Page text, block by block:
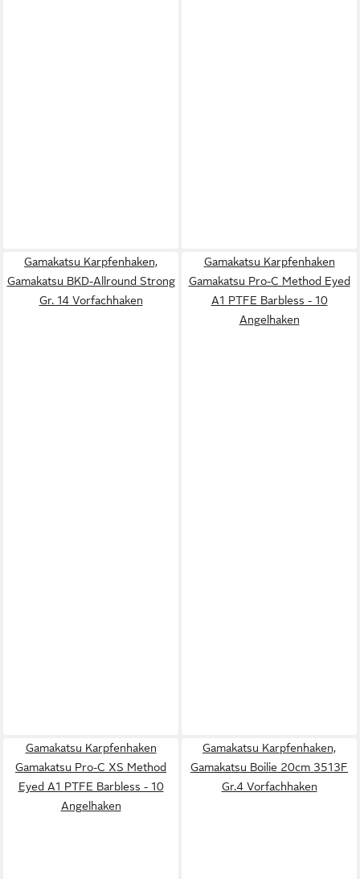
Gamakatsu Karpfenhaken,
Gamakatsu BKD-Allround Strong
Gr. 14 Vorfachhaken
Gamakatsu Karpfenhaken
Gamakatsu Pro-C Method Eyed
A1 PTFE Barbless - 10
Angelhaken
Gamakatsu Karpfenhaken
Gamakatsu Pro-C XS Method
Eyed A1 PTFE Barbless - 10
Angelhaken
Gamakatsu Karpfenhaken,
Gamakatsu Boilie 20cm 3513F
Gr.4 Vorfachhaken